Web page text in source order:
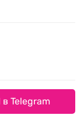
Telegram